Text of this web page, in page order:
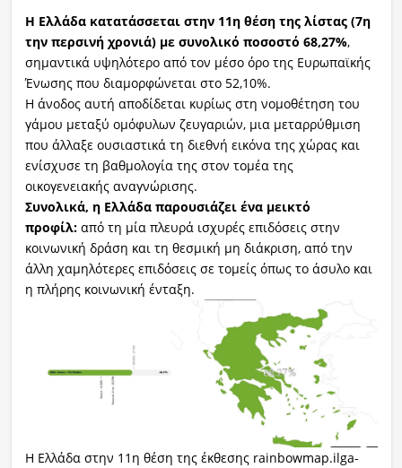
Η Ελλάδα κατατάσσεται στην 11η θέση της λίστας (7η
την περσινή χρονιά) με συνολικό ποσοστό 68,27%,
σημαντικά υψηλότερο από τον μέσο όρο της Ευρωπαϊκής
Ένωσης που διαμορφώνεται στο 52,10%.
Η άνοδος αυτή αποδίδεται κυρίως στη νομοθέτηση του
γάμου μεταξύ ομόφυλων ζευγαριών, μια μεταρρύθμιση
που άλλαξε ουσιαστικά τη διεθνή εικόνα της χώρας και
ενίσχυσε τη βαθμολογία της στον τομέα της
οικογενειακής αναγνώρισης.
Συνολικά, η Ελλάδα παρουσιάζει ένα μεικτό
προφίλ:από τη μία πλευρά ισχυρές επιδόσεις στην
κοινωνική δράση και τη θεσμική μη διάκριση, από την
άλλη χαμηλότερες επιδόσεις σε τομείς όπως το άσυλο και
η πλήρης κοινωνική ένταξη.
Η Ελλάδα στην 11η θέση της έκθεσης rainbowmap.ilga-